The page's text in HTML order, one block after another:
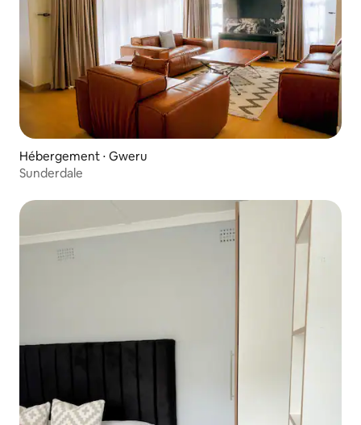
Hébergement ⋅ Gweru
Sunderdale